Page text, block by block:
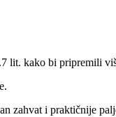
kako bi pripremili
zahvat i praktičnije